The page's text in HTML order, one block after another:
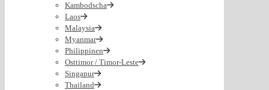
Kambodscha
Laos
Malaysia
Myanmar
Philippinen
Osttimor / Timor-Leste
Singapur
Thailand